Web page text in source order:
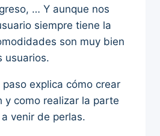
… Y aunque nos
siempre tiene la
son muy bien
usuarios.
explica cómo crear
y como realizar la parte
venir de perlas.